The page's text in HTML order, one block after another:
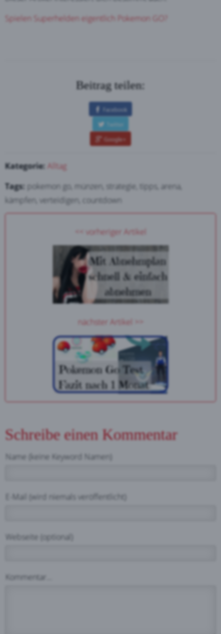
Spielen Superhelden eigentlich Pokemon GO?
Beitrag teilen:
Kategorie: Alltag
Tags: pokemon go, münzen, strategie, tipps, arena,
kämpfen, verteidigen, countdown
<< vorheriger Artikel
nächster Artikel >>
Schreibe einen Kommentar
Name (keine Keyword Namen)
E-Mail (wird niemals veröffentlicht)
Webseite (optional)
Kommentar...